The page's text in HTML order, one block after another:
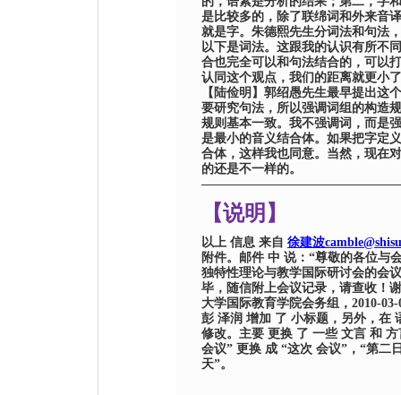
是比较多的，除了联绵词和外来音
就是字。 朱德熙先生分词法和句法
以下是词法。这跟我的认识有所不
合也完全可以和句法结合的，可以
认同这个观点，我们的距离就更小
【 陆俭明 】 郭绍愚先生最早提出这
要研究句法，所以强调词组的构造
规则基本一致。我不强调词，而是
是最小的音义结合体。如果把字定
合体，这样我也同意。当然，现在
的还是不一样的。
【说明】
以上 信息 来自 徐建波
附件。邮件 中 说：“尊敬的各位与
独特性理论与教学国际研讨会的会
毕，随信附上会议记录，请查收！
大学国际教育学院会务组， 2010-03-
彭 泽润 增加 了 小标题，另外，在
修改。主要 更换 了 一些 文言 和 方
会议” 更换 成 “这次 会议”，“第二
天”。